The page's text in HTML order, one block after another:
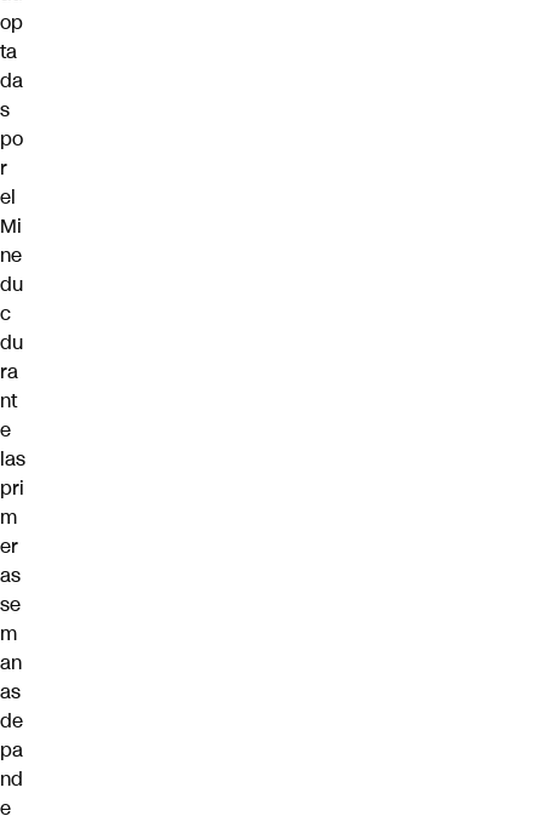
op
ta
da
s
po
r
el
Mi
ne
du
c
du
ra
nt
e
las
pri
m
er
as
se
m
an
as
de
pa
nd
e